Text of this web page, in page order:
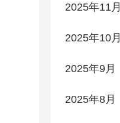
2025年11月
2025年10月
2025年9月
2025年8月